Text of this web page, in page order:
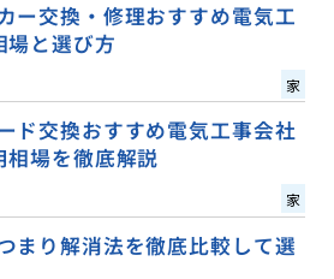
ー交換・修理おすすめ電気工
場と選び方
家
ド交換おすすめ電気工事会社
場を徹底解説
家
まり解消法を徹底比較して選